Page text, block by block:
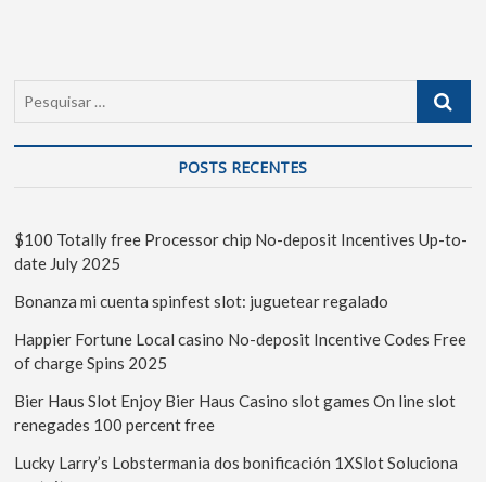
POSTS RECENTES
$100 Totally free Processor chip No-deposit Incentives Up-to-
date July 2025
Bonanza mi cuenta spinfest slot: juguetear regalado
Happier Fortune Local casino No-deposit Incentive Codes Free
of charge Spins 2025
Bier Haus Slot Enjoy Bier Haus Casino slot games On line slot
renegades 100 percent free
Lucky Larry’s Lobstermania dos bonificación 1XSlot Soluciona